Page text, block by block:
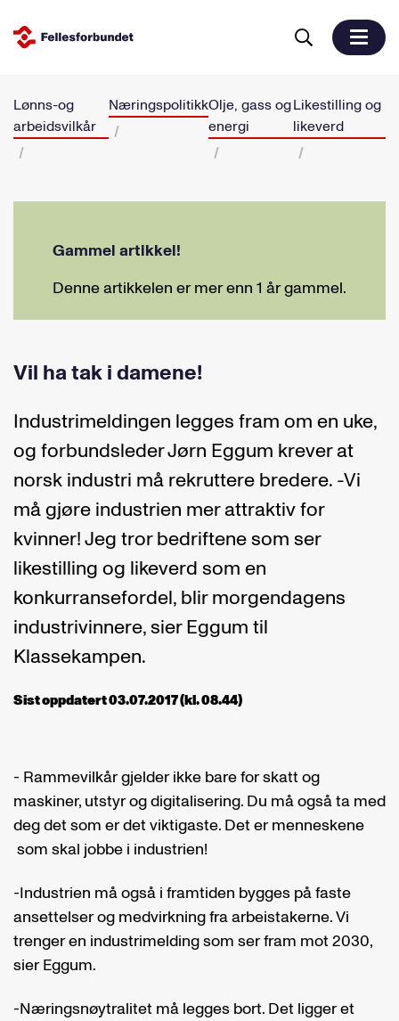
Lønns-og
arbeidsvilkår
NæringspolitikkOlje, gass og
energi
Likestilling og
likeverd
Gammel artikkel!
Denne artikkelen er mer enn 1 år gammel.
Vil ha tak i damene!
Industrimeldingen legges fram om en uke,
og forbundsleder Jørn Eggum krever at
norsk industri må rekruttere bredere. -Vi
må gjøre industrien mer attraktiv for
kvinner! Jeg tror bedriftene som ser
likestilling og likeverd som en
konkurransefordel, blir morgendagens
industrivinnere, sier Eggum til
Klassekampen.
Sist oppdatert 03.07.2017 (kl. 08.44)
- Rammevilkår gjelder ikke bare for skatt og
maskiner, utstyr og digitalisering. Du må også ta med
deg det som er det viktigaste. Det er menneskene
som skal jobbe i industrien!
-Industrien må også i framtiden bygges på faste
ansettelser og medvirkning fra arbeistakerne. Vi
trenger en industrimelding som ser fram mot 2030,
sier Eggum.
-Næringsnøytralitet må legges bort. Det ligger et